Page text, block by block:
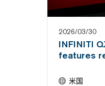
2026/03/30
INFINITI
features
米国